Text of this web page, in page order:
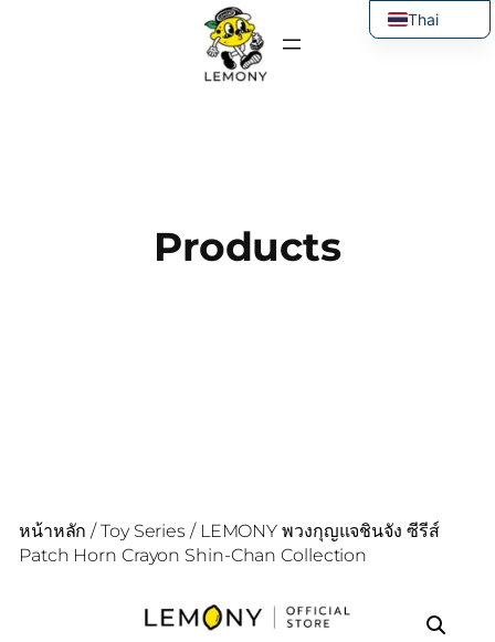
Products
หน้าหลัก /Toy Series / LEMONY พวงกุญแจชินจัง ซีรีส์
Patch Horn Crayon Shin-Chan Collection
Thai